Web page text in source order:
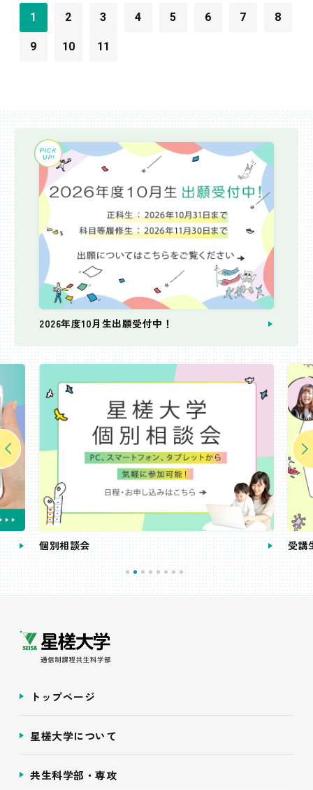
1 2 3 4 5 6 7 8
9 10 11
2026年度10月生出願受付中！
個別相談会 受講
トップページ
星槎大学について
共生科学部・専攻